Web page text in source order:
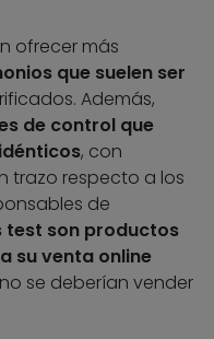
ofrecer más
que suelen ser
Además,
de control que
, con
trazo respecto a los
de
test son productos
su venta online
se deberían vender